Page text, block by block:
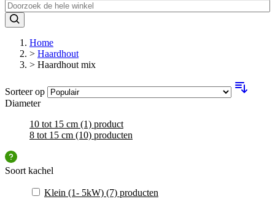
Home
> Haardhout
> Haardhout mix
Sorteer op
Diameter
10 tot 15 cm (1) product
8 tot 15 cm (10) producten
Soort kachel
Klein (1- 5kW) (7) producten